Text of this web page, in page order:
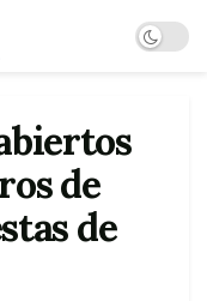
de
de